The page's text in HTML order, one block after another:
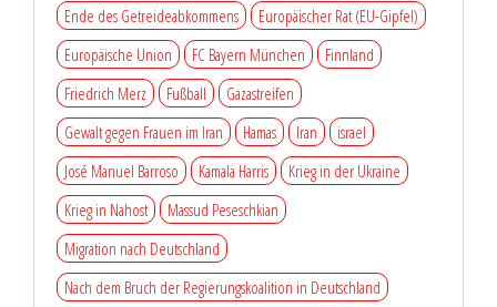
Ende des Getreideabkommens
Europäischer Rat (EU-Gipfel)
Europäische Union
FC Bayern München
Finnland
Friedrich Merz
Fußball
Gazastreifen
Gewalt gegen Frauen im Iran
Hamas Iran
israel
José Manuel Barroso
Kamala Harris
Krieg in der Ukraine
Krieg in Nahost
Massud Peseschkian
Migration nach Deutschland
Nach dem Bruch der Regierungskoalition in Deutschland